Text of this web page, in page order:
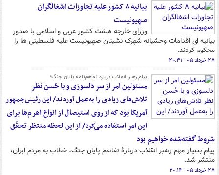
بیانیه ۸ کشور علیه تجاوزات اشغالگران
صهیونیست
وزرای خارجه هشت کشور عربی و اسلامی با صدور
بیانیه ای اقدامات وحشیانه شهرک نشینان صهیونیست علیه فلسطینی ها را
محکوم کردند.
۲۸ خرداد ۰۵ - ۲۰:۳۱
پیام رهبر انقلاب درباره تفاهم‌نامه پایان جنگ؛
مسئولین امر از سر دلسوزی و با حُسن نظر
تلاش‌های زیادی را به‌عمل آوردند/ این رئیس‌جمهور
آمریکا بود که از روی استیصال از انواع اهرم‌ها برای
این امر استفاده می‌کرد/ از این لحظه منتظر تحقّق
شروط گفته‌شده خواهیم بود
پیام بسیار مهم رهبر انقلاب دربارهٔ تفاهم پایان جنگ، خطاب به مردم ایران،
منتشر شد.
۲۸ خرداد ۰۵ - ۲۰:۱۴